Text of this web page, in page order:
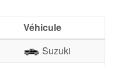
Véhicule
Suzuki